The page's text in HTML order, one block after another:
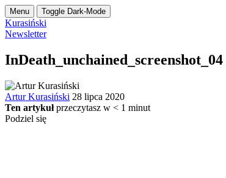
Menu Toggle Dark-Mode
Kurasiński
Newsletter
InDeath_unchained_screenshot_04
Artur Kurasiński 28 lipca 2020
Ten artykuł przeczytasz w < 1 minut
Podziel się